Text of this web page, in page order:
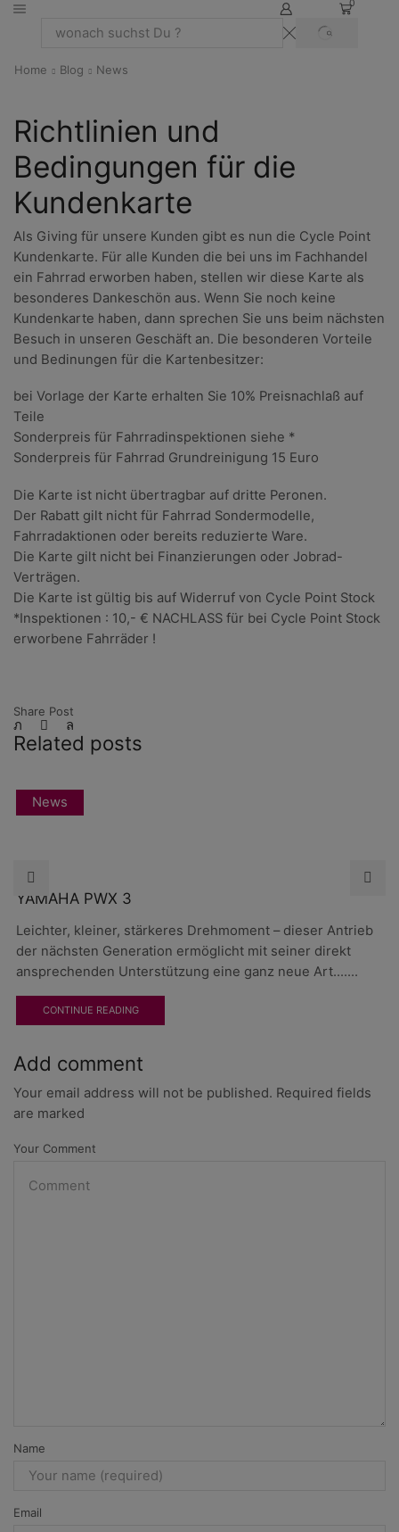
0
Search
SEARCH
Home Blog News
Richtlinien und
Bedingungen für die
Kundenkarte
Als Giving für unsere Kunden gibt es nun die Cycle Point
Kundenkarte. Für alle Kunden die bei uns im Fachhandel
ein Fahrrad erworben haben, stellen wir diese Karte als
besonderes Dankeschön aus. Wenn Sie noch keine
Kundenkarte haben, dann sprechen Sie uns beim nächsten
Besuch in unseren Geschäft an. Die besonderen Vorteile
und Bedinungen für die Kartenbesitzer:
bei Vorlage der Karte erhalten Sie 10% Preisnachlaß auf
Teile
Sonderpreis für Fahrradinspektionen siehe *
Sonderpreis für Fahrrad Grundreinigung 15 Euro
Die Karte ist nicht übertragbar auf dritte Peronen.
Der Rabatt gilt nicht für Fahrrad Sondermodelle,
Fahrradaktionen oder bereits reduzierte Ware.
Die Karte gilt nicht bei Finanzierungen oder Jobrad-
Verträgen.
Die Karte ist gültig bis auf Widerruf von Cycle Point Stock
*Inspektionen : 10,- € NACHLASS für bei Cycle Point Stock
erworbene Fahrräder !
Share Post
Related posts
News
YAMAHA PWX 3
Leichter, kleiner, stärkeres Drehmoment – dieser Antrieb
der nächsten Generation ermöglicht mit seiner direkt
ansprechenden Unterstützung eine ganz neue Art.......
CONTINUE READING
Add comment
Your email address will not be published. Required fields
are marked
Your Comment
Name
Email